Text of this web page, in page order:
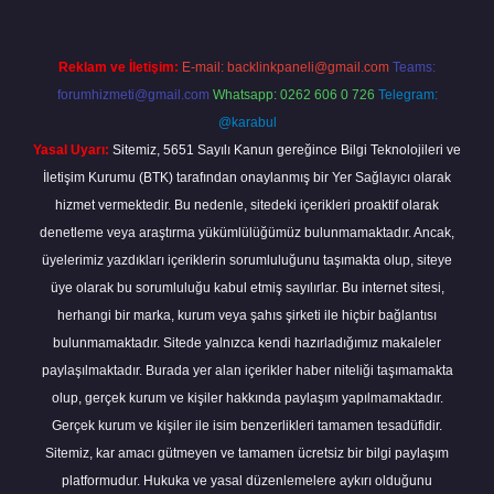
Reklam ve İletişim: E-mail: backlinkpaneli@gmail.com Teams:
forumhizmeti@gmail.com Whatsapp: 0262 606 0 726 Telegram:
@karabul
Yasal Uyarı: Sitemiz, 5651 Sayılı Kanun gereğince Bilgi Teknolojileri ve
İletişim Kurumu (BTK) tarafından onaylanmış bir Yer Sağlayıcı olarak
hizmet vermektedir. Bu nedenle, sitedeki içerikleri proaktif olarak
denetleme veya araştırma yükümlülüğümüz bulunmamaktadır. Ancak,
üyelerimiz yazdıkları içeriklerin sorumluluğunu taşımakta olup, siteye
üye olarak bu sorumluluğu kabul etmiş sayılırlar. Bu internet sitesi,
herhangi bir marka, kurum veya şahıs şirketi ile hiçbir bağlantısı
bulunmamaktadır. Sitede yalnızca kendi hazırladığımız makaleler
paylaşılmaktadır. Burada yer alan içerikler haber niteliği taşımamakta
olup, gerçek kurum ve kişiler hakkında paylaşım yapılmamaktadır.
Gerçek kurum ve kişiler ile isim benzerlikleri tamamen tesadüfidir.
Sitemiz, kar amacı gütmeyen ve tamamen ücretsiz bir bilgi paylaşım
platformudur. Hukuka ve yasal düzenlemelere aykırı olduğunu